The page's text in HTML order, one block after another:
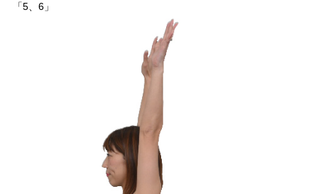
「5、6」